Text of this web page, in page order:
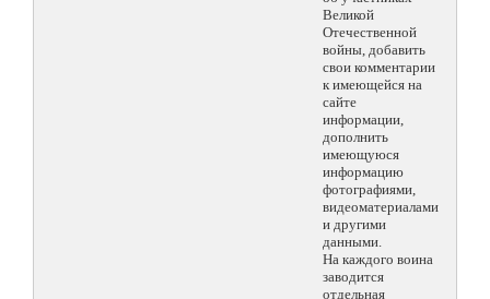
Великой
Отечественной
войны, добавить
свои комментарии
к имеющейся на
сайте
информации,
дополнить
имеющуюся
информацию
фотографиями,
видеоматериалами
и другими
данными.
На каждого воина
заводится
отдельная